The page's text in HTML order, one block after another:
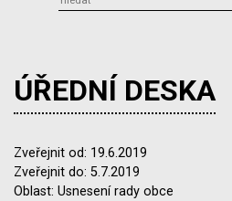
ÚŘEDNÍ DESKA
Zveřejnit od: 19.6.2019
Zveřejnit do: 5.7.2019
Oblast: Usnesení rady obce